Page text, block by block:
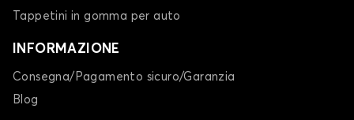
Tappetini in gomma per auto
INFORMAZIONE
Consegna/Pagamento sicuro/Garanzia
Blog